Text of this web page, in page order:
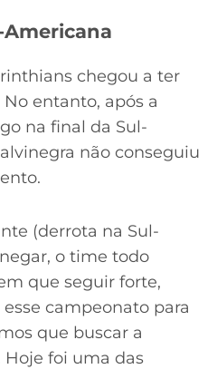
Americana
chegou a ter
entanto, após a
na final da Sul-
não conseguiu
(derrota na Sul-
o time todo
que seguir forte,
campeonato para
que buscar a
foi uma das